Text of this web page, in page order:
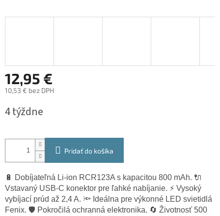
12,95 €
10,53 € bez DPH
cena:
4 týždne
Pridať do košíka
🔋 Dobíjateľná Li-ion RCR123A s kapacitou 800 mAh. 🔌
Vstavaný USB-C konektor pre ľahké nabíjanie. ⚡ Vysoký
vybíjací prúd až 2,4 A. 🔦 Ideálna pre výkonné LED svietidlá
Fenix. 🛡️ Pokročilá ochranná elektronika. 🔄 Životnosť 500